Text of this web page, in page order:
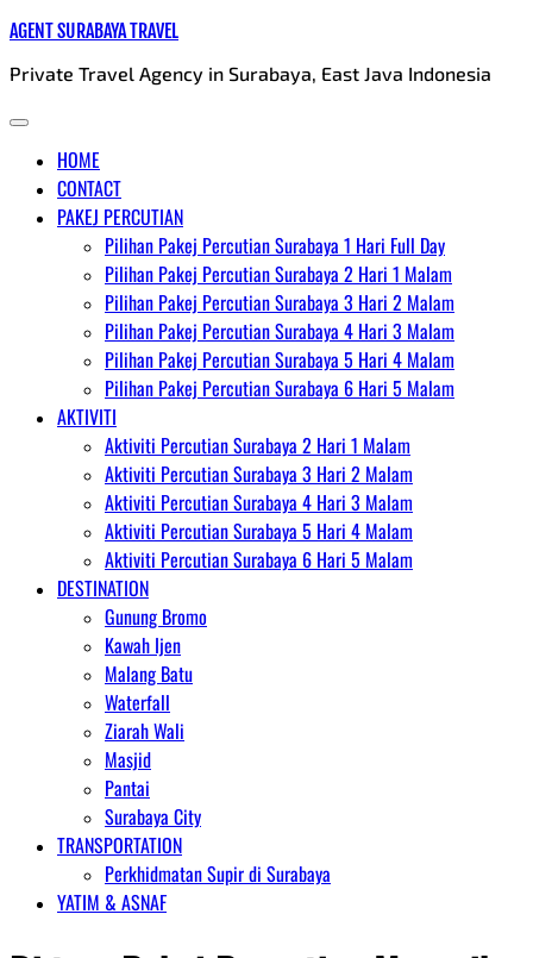
Skip
content
AGENT SURABAYA TRAVEL
Private Travel Agency in Surabaya, East Java Indonesia
HOME
CONTACT
PAKEJ PERCUTIAN
Pilihan Pakej Percutian Surabaya 1 Hari Full Day
Pilihan Pakej Percutian Surabaya 2 Hari 1 Malam
Pilihan Pakej Percutian Surabaya 3 Hari 2 Malam
Pilihan Pakej Percutian Surabaya 4 Hari 3 Malam
Pilihan Pakej Percutian Surabaya 5 Hari 4 Malam
Pilihan Pakej Percutian Surabaya 6 Hari 5 Malam
AKTIVITI
Aktiviti Percutian Surabaya 2 Hari 1 Malam
Aktiviti Percutian Surabaya 3 Hari 2 Malam
Aktiviti Percutian Surabaya 4 Hari 3 Malam
Aktiviti Percutian Surabaya 5 Hari 4 Malam
Aktiviti Percutian Surabaya 6 Hari 5 Malam
DESTINATION
Gunung Bromo
Kawah Ijen
Malang Batu
Waterfall
Ziarah Wali
Masjid
Pantai
Surabaya City
TRANSPORTATION
Perkhidmatan Supir di Surabaya
YATIM & ASNAF